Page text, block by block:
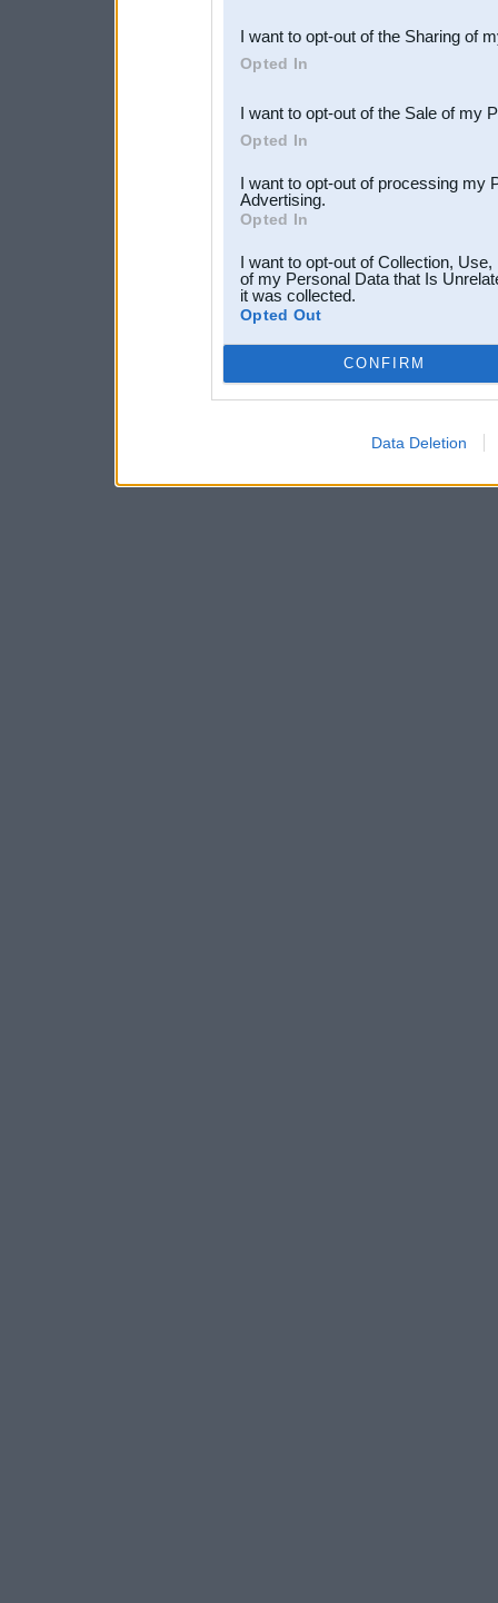
Downstream Participants
third parties.
I want to opt-out of the Sharing of
Opted In
I want to opt-out of the Sale of my
Opted In
I want to opt-out of processing my
Advertising.
Opted In
I want to opt-out of Collection,
of my Personal Data that Is
it was collected.
Opted Out
CONFIRM
Data Deletion